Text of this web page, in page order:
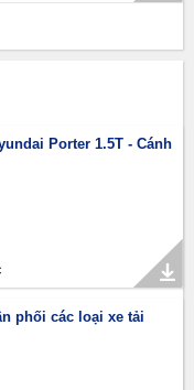
Porter 1.5T - Cánh
phối các loại xe tải